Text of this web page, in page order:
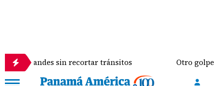
sin recortar tránsitos Otro golpe al